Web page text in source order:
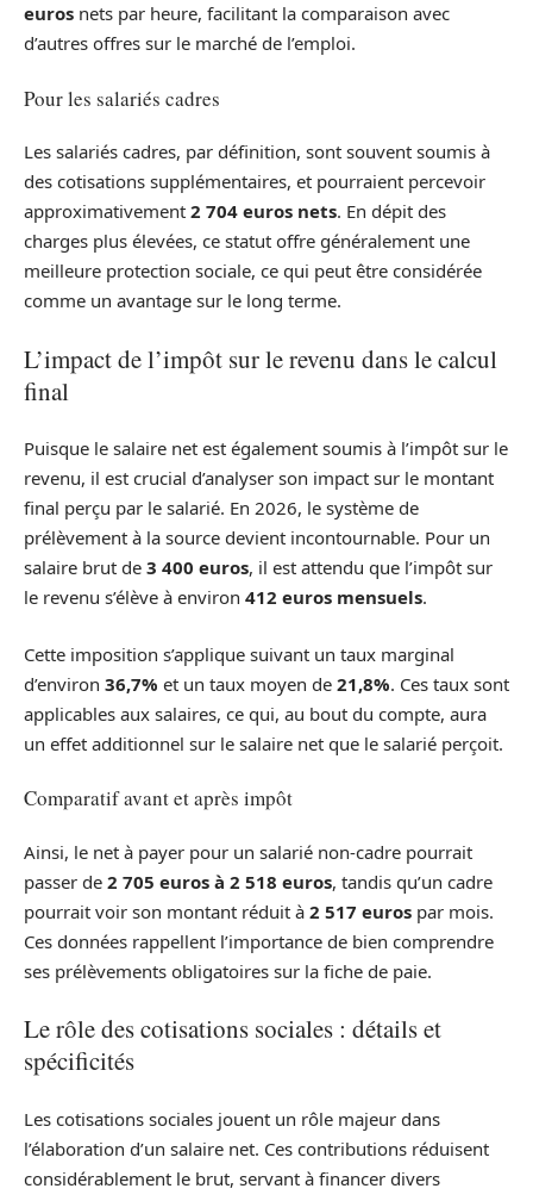
euros nets par heure, facilitant la comparaison avec
d’autres offres sur le marché de l’emploi.
Pour les salariés cadres
Les salariés cadres, par définition, sont souvent soumis à
des cotisations supplémentaires, et pourraient percevoir
approximativement 2 704 euros nets. En dépit des
charges plus élevées, ce statut offre généralement une
meilleure protection sociale, ce qui peut être considérée
comme un avantage sur le long terme.
L’impact de l’impôt sur le revenu dans le calcul
final
Puisque le salaire net est également soumis à l’impôt sur le
revenu, il est crucial d’analyser son impact sur le montant
final perçu par le salarié. En 2026, le système de
prélèvement à la source devient incontournable. Pour un
salaire brut de 3 400 euros, il est attendu que l’impôt sur
le revenu s’élève à environ 412 euros mensuels.
Cette imposition s’applique suivant un taux marginal
d’environ 36,7% et un taux moyen de 21,8%. Ces taux sont
applicables aux salaires, ce qui, au bout du compte, aura
un effet additionnel sur le salaire net que le salarié perçoit.
Comparatif avant et après impôt
Ainsi, le net à payer pour un salarié non-cadre pourrait
passer de 2 705 euros à 2 518 euros, tandis qu’un cadre
pourrait voir son montant réduit à 2 517 euros par mois.
Ces données rappellent l’importance de bien comprendre
ses prélèvements obligatoires sur la fiche de paie.
Le rôle des cotisations sociales : détails et
spécificités
Les cotisations sociales jouent un rôle majeur dans
l’élaboration d’un salaire net. Ces contributions réduisent
considérablement le brut, servant à financer divers